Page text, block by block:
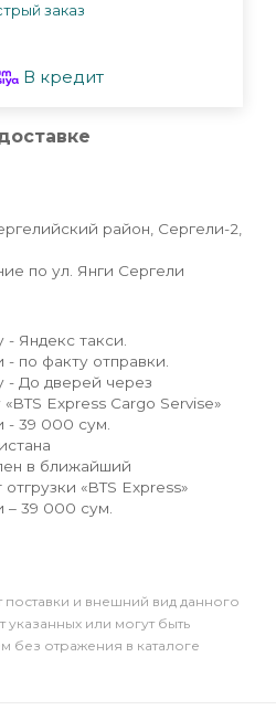
заказ
В кредит
район, Сергели-2,
по ул. Янги Сергели
Яндекс такси.
- по факту отправки.
- До дверей через
Express Cargo Servise»
- 39 000 сум.
в ближайший
«BTS Express»
– 39 000 сум.
поставки и внешний вид данного
указанных или могут быть
без отражения в каталоге